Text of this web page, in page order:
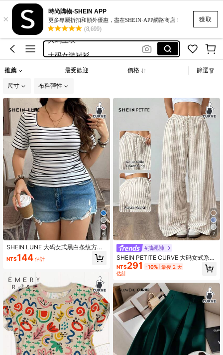
獲取
×
時尚購物-SHEIN APP
更多專屬折扣和額外優惠，盡在SHEIN·APP網路商店！
(8,699)
romwe
motf
大码上衣
推薦 最受歡迎 價格 篩選
尺寸 布料彈性
6
SHEIN LUNE 大码女式黑白条纹方领
休闲短袖 T 恤夏季外出
NT$144 估計
7
#抽繩褲
SHEIN PETITE CURVE 大码女式系带
条纹阔腿宽松裤，春季款，优雅高
腰，休闲宽松裤
NT$291 -10% 最後 2 天
估計